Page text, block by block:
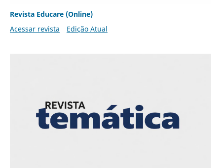
Revista Educare (Online)
Acessar revista
Edição Atual